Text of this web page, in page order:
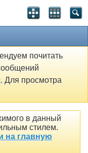
почитать
. Для просмотра
в данный
стилем.
на главную